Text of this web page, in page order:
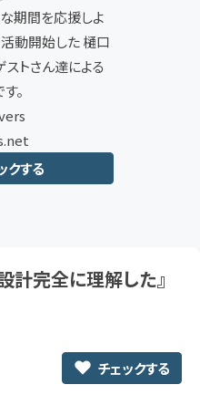
期間を応援しよ
活動開始した 樋口
トさん達による
。
クする
計完全に理解した』
チェックする